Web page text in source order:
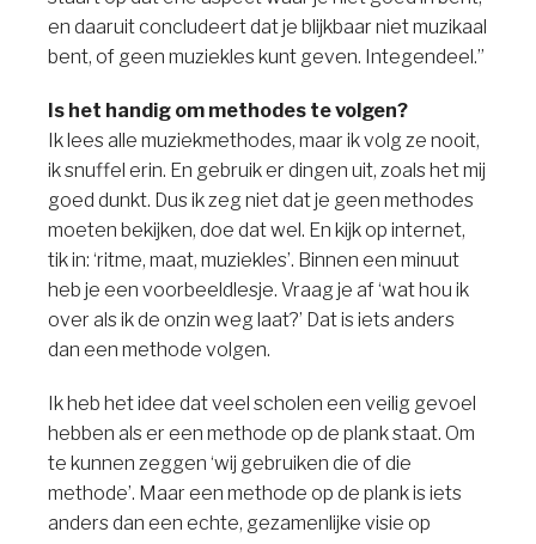
en daaruit concludeert dat je blijkbaar niet muzikaal
bent, of geen muziekles kunt geven. Integendeel.”
Is het handig om methodes te volgen?
Ik lees alle muziekmethodes, maar ik volg ze nooit,
ik snuffel erin. En gebruik er dingen uit, zoals het mij
goed dunkt. Dus ik zeg niet dat je geen methodes
moeten bekijken, doe dat wel. En kijk op internet,
tik in: ‘ritme, maat, muziekles’. Binnen een minuut
heb je een voorbeeldlesje. Vraag je af ‘wat hou ik
over als ik de onzin weg laat?’ Dat is iets anders
dan een methode volgen.
Ik heb het idee dat veel scholen een veilig gevoel
hebben als er een methode op de plank staat. Om
te kunnen zeggen ‘wij gebruiken die of die
methode’. Maar een methode op de plank is iets
anders dan een echte, gezamenlijke visie op